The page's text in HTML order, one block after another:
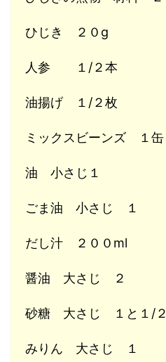
ひじき ２０g
人参 １/２本
油揚げ １/２枚
ミックスビーンズ １缶
油 小さじ１
ごま油 小さじ １
だし汁 ２００ml
醤油 大さじ ２
砂糖 大さじ １と１/２
みりん 大さじ １